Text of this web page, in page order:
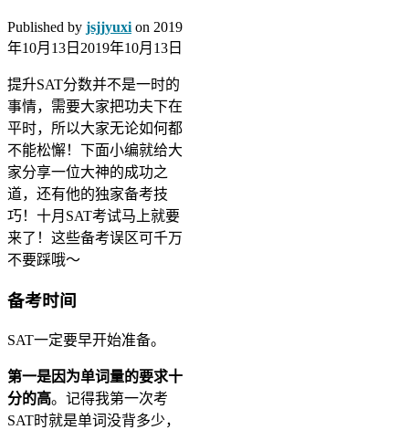
Published by jsjjyuxi on 2019
年10月13日 2019年10月13日
提升SAT分数并不是一时的
事情，需要大家把功夫下在
平时，所以大家无论如何都
不能松懈！下面小编就给大
家分享一位大神的成功之
道，还有他的独家备考技
巧！十月SAT考试马上就要
来了！这些备考误区可千万
不要踩哦～
备考时间
SAT一定要早开始准备。
第一是因为单词量的要求十
分的高。记得我第一次考
SAT时就是单词没背多少，